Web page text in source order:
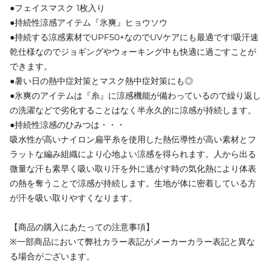
●フェイスマスク 1枚入り
●持続性涼感アイテム『氷爽』ヒョウソウ
●持続する涼感素材でUPF50+なのでUVケアにも最適です!吸汗速
乾仕様なのでジョギングやウォーキング中も快適に過ごすことが
できます。
●暑い日の熱中症対策とマスク熱中症対策にも◎
●氷爽のアイテムは『糸』に涼感機能が備わっているので繰り返し
の洗濯などで劣化することはなく半永久的に涼感が持続します。
●持続性涼感のひみつは・・・
吸水性が高いナイロン扁平糸を使用した熱伝導性が高い素材とフ
ラットな編み組織により心地よい涼感を得られます。人から出る
微量な汗も素早く吸い取り汗を外に逃がす時の気化熱により体表
の熱を奪うことで涼感が持続します。生地が体に密着している方
が汗を吸い取りやすくなります。
【商品の購入にあたっての注意事項】
※一部商品において弊社カラー表記がメーカーカラー表記と異な
る場合がございます。